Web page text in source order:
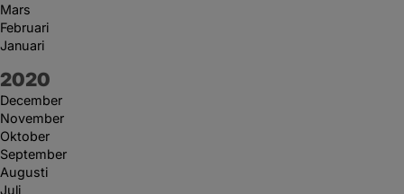
Mars
Februari
Januari
År:
2020
December
November
Oktober
September
Augusti
Juli